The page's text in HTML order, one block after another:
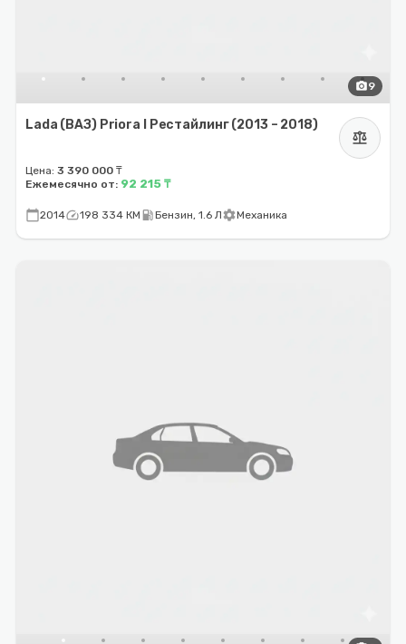
photo_camera9
Lada (ВАЗ) Priora I Рестайлинг (2013 – 2018)
balance
Цена: 3 390 000 ₸
Ежемесячно от: 92 215 ₸
calendar_today2014speed198 334 КМ local_gas_stationБензин, 1.6 ЛsettingsМеханика